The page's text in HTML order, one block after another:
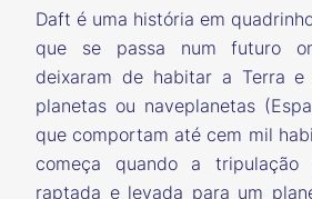
Daft é uma história em
que se passa num futuro
deixaram de habitar a Terra
planetas ou naveplanetas
que comportam até cem mil
começa quando a
raptada e levada para um